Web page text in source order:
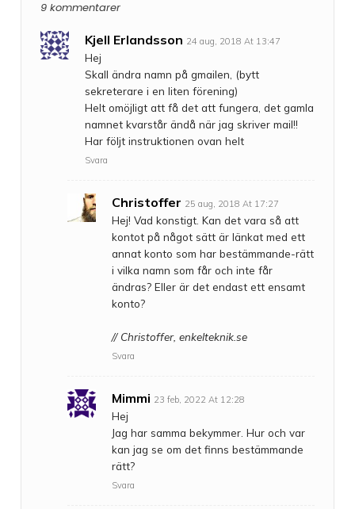
9 kommentarer
Kjell Erlandsson 24 aug, 2018 At 13:47
Hej
Skall ändra namn på gmailen, (bytt
sekreterare i en liten förening)
Helt omöjligt att få det att fungera, det gamla
namnet kvarstår ändå när jag skriver mail!!
Har följt instruktionen ovan helt
Svara
Christoffer 25 aug, 2018 At 17:27
Hej! Vad konstigt. Kan det vara så att
kontot på något sätt är länkat med ett
annat konto som har bestämmande-rätt
i vilka namn som får och inte får
ändras? Eller är det endast ett ensamt
konto?
// Christoffer, enkelteknik.se
Svara
Mimmi 23 feb, 2022 At 12:28
Hej
Jag har samma bekymmer. Hur och var
kan jag se om det finns bestämmande
rätt?
Svara